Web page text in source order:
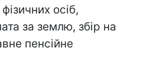
осіб,
за землю, збір на
пенсійне